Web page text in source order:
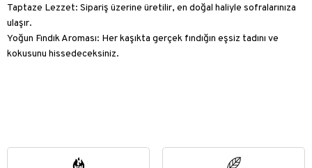
Taptaze Lezzet: Sipariş üzerine üretilir, en doğal haliyle sofralarınıza
ulaşır.
Yoğun Fındık Aroması: Her kaşıkta gerçek fındığın eşsiz tadını ve
kokusunu hissedeceksiniz.